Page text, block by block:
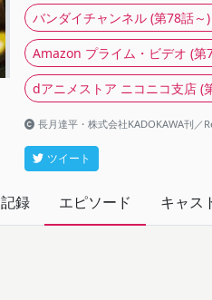
バンダイチャンネル (第78話～)
Amazon プライム・ビデオ (第
dアニメストア ニコニコ支店 (
長月達平・株式会社KADOKAWA刊／
ツイート
記録 エピソード キャス